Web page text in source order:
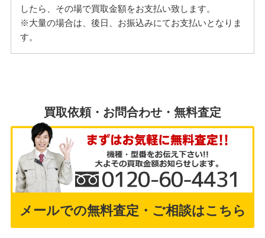
したら、その場で買取金額をお支払い致します。
※大量の場合は、後日、お振込みにてお支払いとなりま
す。
買取依頼・お問合わせ・無料査定
メールでの無料査定・ご相談はこちら